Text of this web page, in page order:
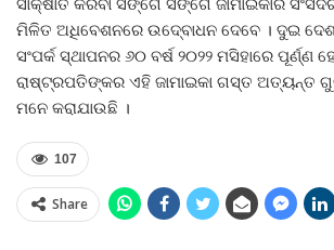
ମିଳିତ ଅଧିବେଶନରେ ଉଦ୍‍ବୋଧନ ଦେବେ । ଦୁଇ
ସଂପର୍କ ସ୍ଥାପନର ୬୦ ବର୍ଷ ୨୦୨୨ ମସିହାରେ ପୂର୍ଣ୍ଣ
ରାଷ୍ଟ୍ରପତିଙ୍କର ଏହି ଜାମାଇକା ଗସ୍ତ ଅତ୍ୟନ୍ତ
ମନେ କରାଯାଉଛି ।
107
Share